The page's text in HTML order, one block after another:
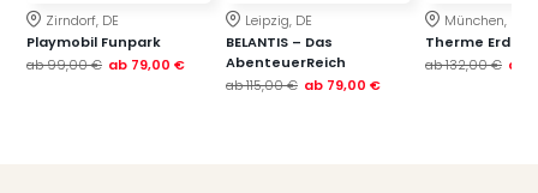
Zirndorf, DE
Playmobil Funpark
ab99,00 € ab 79,00 €
Leipzig, DE
BELANTIS – Das
AbenteuerReich
ab115,00 € ab 79,00 €
München, DE
Therme Erding
ab132,00 € ab